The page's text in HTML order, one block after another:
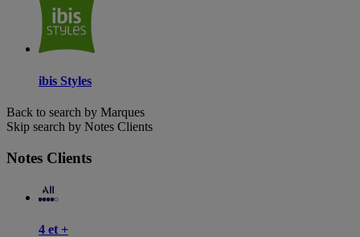
ibis Styles
Back to search by Marques
Skip search by Notes Clients
Notes Clients
4 et +